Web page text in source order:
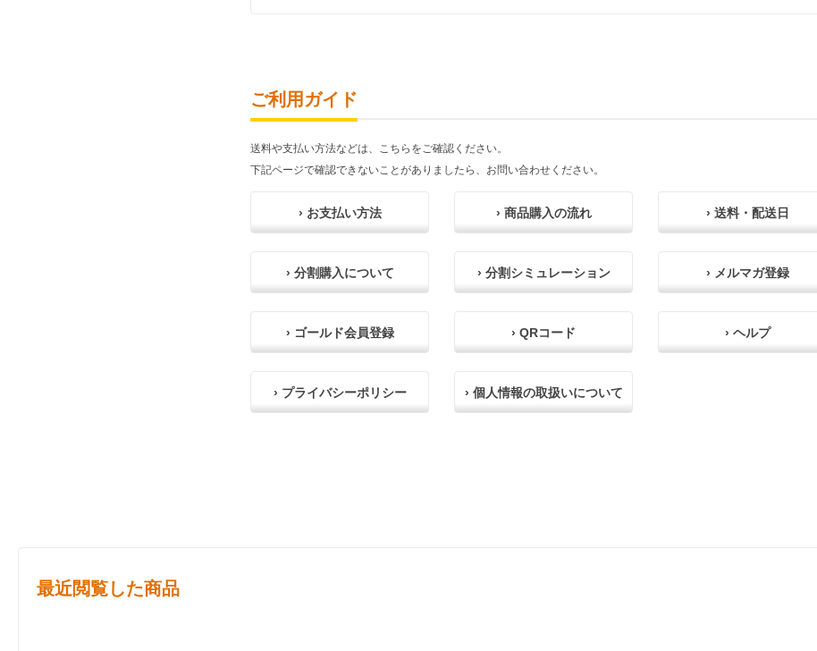
ご利用ガイド
送料や支払い方法などは、こちらをご確認ください。
下記ページで確認できないことがありましたら、お問い合わせください。
› お支払い方法 › 商品購入の流れ › 送料・配送日
› 分割購入について › 分割シミュレーション › メルマガ登録
› ゴールド会員登録 › QRコード › ヘルプ
› プライバシーポリシー › 個人情報の取扱いについて
最近閲覧した商品